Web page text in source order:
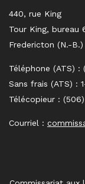
440, rue King
Tour King, bureau
Fredericton (N.-B.)
Téléphone (ATS) :
Sans frais (ATS) :
Télécopieur :
Courriel :